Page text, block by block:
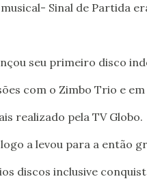
Sinal de Partida
seu primeiro disco
com o Zimbo Trio e
realizado pela TV Globo.
a levou para a então
discos inclusive